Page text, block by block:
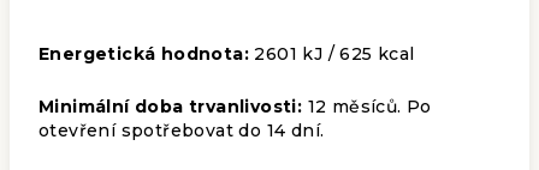
Energetická hodnota: 2601 kJ / 625 kcal
Minimální doba trvanlivosti: 12 měsíců. Po
otevření spotřebovat do 14 dní.